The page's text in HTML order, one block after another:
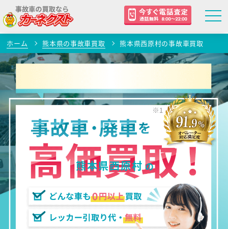
ホーム 熊本県の事故車買取 熊本県西原村の事故車買取
熊本県西原村の